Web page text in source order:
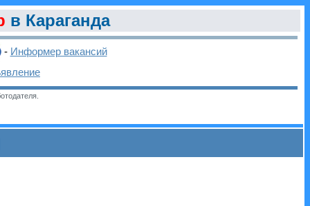
в Караганда
- Информер вакансий